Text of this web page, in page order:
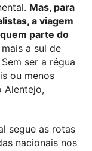
Mas, para
a viagem
parte do
a sul de
ser a régua
ou menos
Alentejo,
segue as rotas
nacionais nos